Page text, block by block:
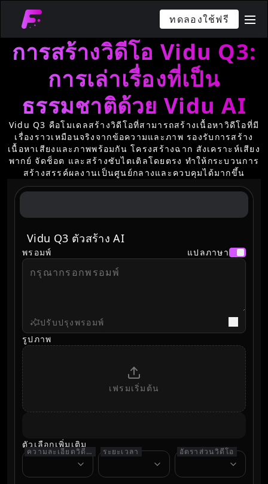
ทดลองใช้ฟรี
การสร้างวิดีโอ Vidu Q3:
การเล่าเรื่องที่เป็น
ธรรมชาติด้วย Vidu AI
Vidu Q3 คือโมเดลสร้างวิดีโอที่สามารถสร้างเนื้อหาวิดีโอที่มี
เรื่องราวเหมือนจริงจากข้อความและภาพ รองรับการสร้าง
เนื้อหาเสียงและภาพพร้อมกัน โครงสร้างฉาก สังเคราะห์เสียง
พากย์ จัดช็อต และสร้างซับไตเติลโดยตรง ทำให้กระบวนการ
สร้างสรรค์ผลงานเป็นศูนย์กลางและควบคุมได้มากขึ้น
Vidu Q3 ตัวสร้าง AI
พรอมพ์ แปลภาษา
ปรับปรุงพรอมพ์
รูปภาพ
เฟรมเริ่มต้น
ตัวเลือกเพิ่มเติม
ความละเอียดวิดีโอ ระยะเวลา อัตราส่วนวิดีโอ